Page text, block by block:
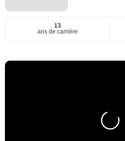
13
ans de carrière